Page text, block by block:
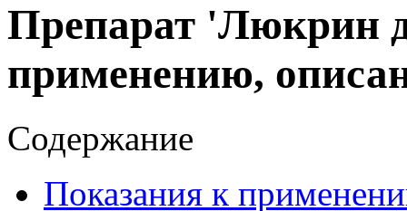
Препарат 'Люкрин
применению,
Содержание
Показания к